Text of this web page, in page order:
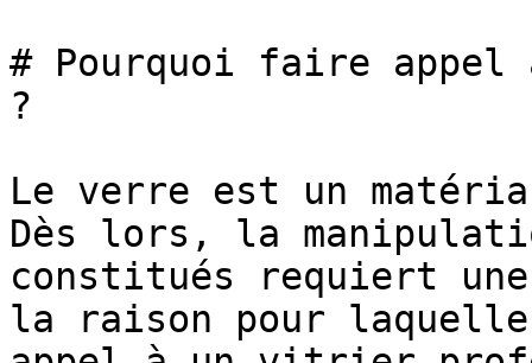
# Pourquoi faire
?
Le verre est un
Dès lors, la
constitués requiert une
la raison pour